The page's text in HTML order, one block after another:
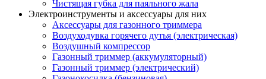
Чистящая губка для паяльного жала
Электроинструменты и аксессуары для них
Аксессуары для газонного триммера
Воздуходувка горячего дутья (электрическая)
Воздушный компрессор
Газонный триммер (аккумуляторный)
Газонный триммер (электрический)